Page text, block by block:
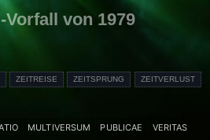
Vorfall von 1979
ZEITREISE ZEITSPRUNG ZEITVERLUST
MULTIVERSUM PUBLICAE VERITAS